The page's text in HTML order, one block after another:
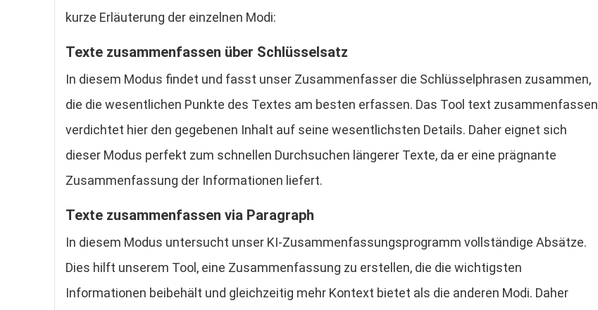
kurze Erläuterung der einzelnen Modi:
Texte zusammenfassen über Schlüsselsatz
In diesem Modus findet und fasst unser Zusammenfasser die Schlüsselphrasen zusammen,
die die wesentlichen Punkte des Textes am besten erfassen. Das Tool text zusammenfassen
verdichtet hier den gegebenen Inhalt auf seine wesentlichsten Details. Daher eignet sich
dieser Modus perfekt zum schnellen Durchsuchen längerer Texte, da er eine prägnante
Zusammenfassung der Informationen liefert.
Texte zusammenfassen via Paragraph
In diesem Modus untersucht unser KI-Zusammenfassungsprogramm vollständige Absätze.
Dies hilft unserem Tool, eine Zusammenfassung zu erstellen, die die wichtigsten
Informationen beibehält und gleichzeitig mehr Kontext bietet als die anderen Modi. Daher